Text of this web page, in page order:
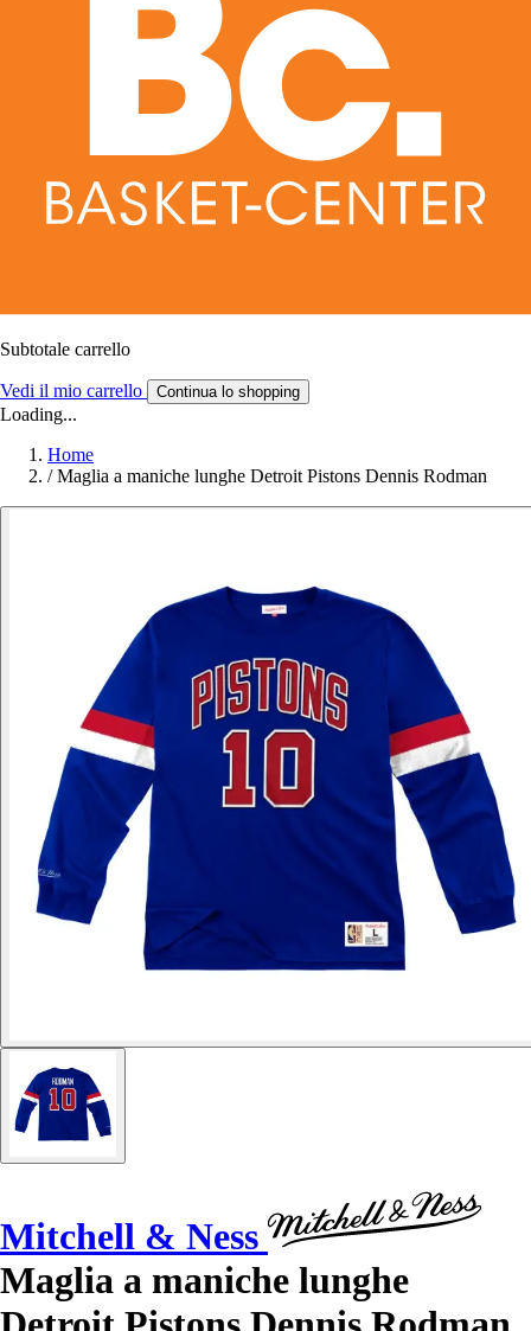
Subtotale carrello
Vedi il mio carrello Continua lo shopping
Loading...
Home
/ Maglia a maniche lunghe Detroit Pistons Dennis Rodman
Mitchell & Ness
Maglia a maniche lunghe